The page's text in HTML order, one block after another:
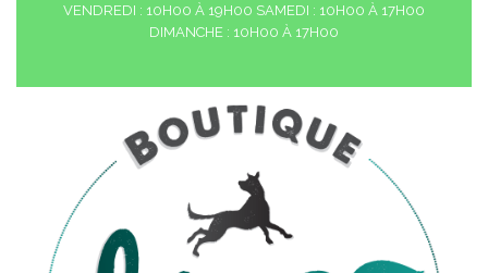
VENDREDI : 10H00 À 19H00 SAMEDI : 10H00 À 17H00
DIMANCHE : 10H00 À 17H00